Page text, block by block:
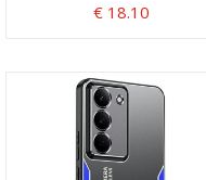
€ 18.10